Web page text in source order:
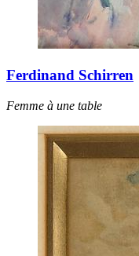
Ferdinand Schirren
Femme à une table